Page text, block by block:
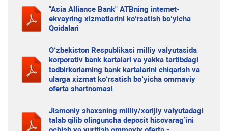
"Asia Alliance Bank" ATBning internet-
ekvayring xizmatlarini ko‘rsatish bo‘yicha
Qoidalari
O‘zbekiston Respublikasi milliy valyutasida
korporativ bank kartalari va yakka tartibdagi
tadbirkorlarning bank kartalarini chiqarish va
ularga xizmat ko‘rsatish bo‘yicha ommaviy
oferta shartnomasi
Jismoniy shaxsning milliy/xorijiy valyutadagi
talab qilib olinguncha deposit hisovarag’ini